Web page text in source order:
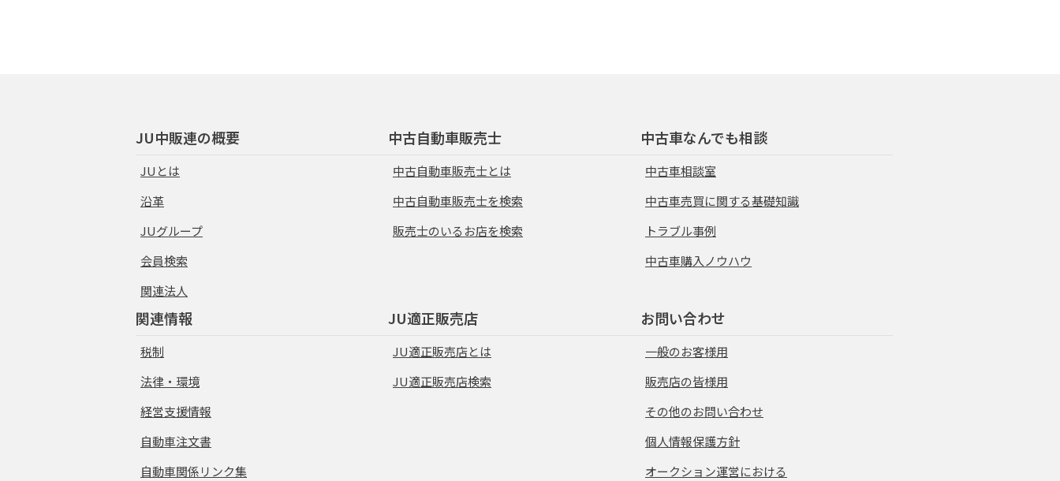
JU中販連の概要
JUとは
沿革
JUグループ
会員検索
関連法人
中古自動車販売士
中古自動車販売士とは
中古自動車販売士を検索
販売士のいるお店を検索
中古車なんでも相談
中古車相談室
中古車売買に関する基礎知識
トラブル事例
中古車購入ノウハウ
関連情報
税制
法律・環境
経営支援情報
自動車注文書
自動車関係リンク集
JU適正販売店
JU適正販売店とは
JU適正販売店検索
お問い合わせ
一般のお客様用
販売店の皆様用
その他のお問い合わせ
個人情報保護方針
オークション運営における